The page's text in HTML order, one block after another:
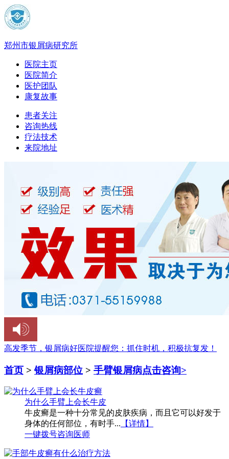
郑州市银屑病研究所
医院主页
医院简介
医护团队
康复故事
患者关注
咨询热线
疗法技术
来院地址
高发季节，银屑病好医院提醒您： 抓住时机，积极抗复发！
首页 >银屑病部位 > 手臂银屑病点击咨询>
为什么手臂上会长牛皮
牛皮癣是一种十分常见的皮肤疾病，而且它可以好发于
身体的任何部位，有时手... 【详情】
一键拨号咨询医师